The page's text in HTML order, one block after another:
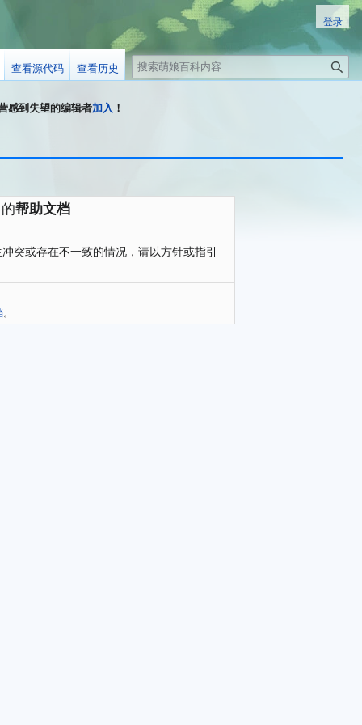
感到失望的编辑者加入 ！
帮助文档
突或存在不一致的情况，请以方针或指引
。
登录
查看源代码 查看历史
搜
索